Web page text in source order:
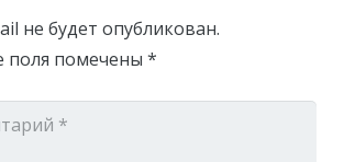
не будет опубликован.
поля помечены *